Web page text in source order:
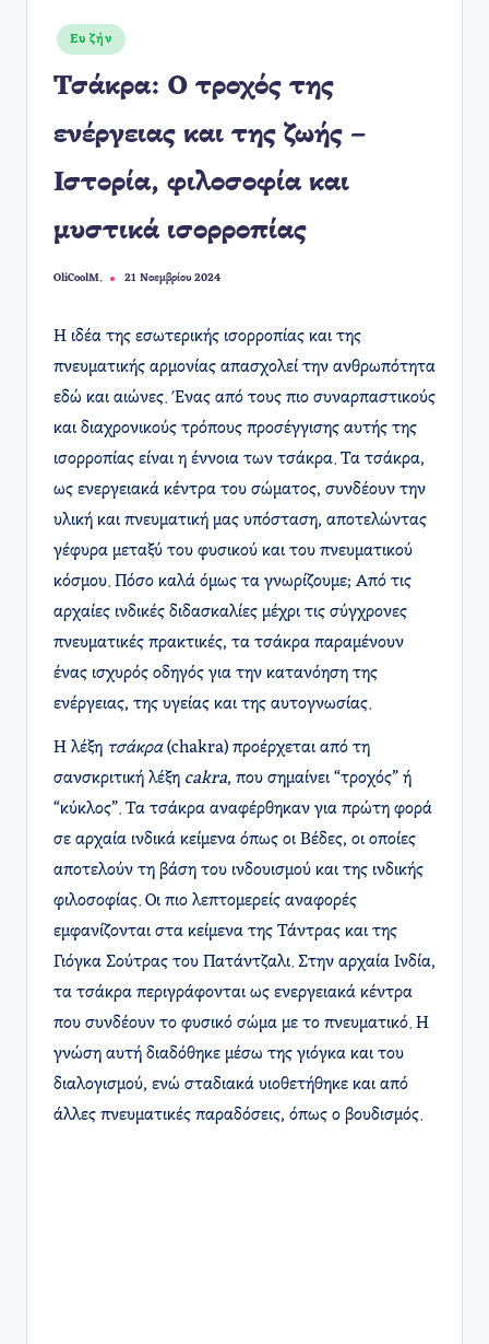
Αναρτήθηκε
σε
Ευ ζήν
Τσάκρα: Ο τροχός της
ενέργειας και της ζωής –
Ιστορία, φιλοσοφία και
μυστικά ισορροπίας
Συγγραφέας:
OliCoolM. 21 Νοεμβρίου 2024
Η ιδέα της εσωτερικής ισορροπίας και της
πνευματικής αρμονίας απασχολεί την ανθρωπότητα
εδώ και αιώνες. Ένας από τους πιο συναρπαστικούς
και διαχρονικούς τρόπους προσέγγισης αυτής της
ισορροπίας είναι η έννοια των τσάκρα. Τα τσάκρα,
ως ενεργειακά κέντρα του σώματος, συνδέουν την
υλική και πνευματική μας υπόσταση, αποτελώντας
γέφυρα μεταξύ του φυσικού και του πνευματικού
κόσμου. Πόσο καλά όμως τα γνωρίζουμε; Από τις
αρχαίες ινδικές διδασκαλίες μέχρι τις σύγχρονες
πνευματικές πρακτικές, τα τσάκρα παραμένουν
ένας ισχυρός οδηγός για την κατανόηση της
ενέργειας, της υγείας και της αυτογνωσίας.
Η λέξη τσάκρα(chakra) προέρχεται από τη
σανσκριτική λέξη cakra, που σημαίνει “τροχός” ή
“κύκλος”. Τα τσάκρα αναφέρθηκαν για πρώτη φορά
σε αρχαία ινδικά κείμενα όπως οι Βέδες, οι οποίες
αποτελούν τη βάση του ινδουισμού και της ινδικής
φιλοσοφίας. Οι πιο λεπτομερείς αναφορές
εμφανίζονται στα κείμενα της Τάντρας και της
Γιόγκα Σούτρας του Πατάντζαλι. Στην αρχαία Ινδία,
τα τσάκρα περιγράφονται ως ενεργειακά κέντρα
που συνδέουν το φυσικό σώμα με το πνευματικό. Η
γνώση αυτή διαδόθηκε μέσω της γιόγκα και του
διαλογισμού, ενώ σταδιακά υιοθετήθηκε και από
άλλες πνευματικές παραδόσεις, όπως ο βουδισμός.